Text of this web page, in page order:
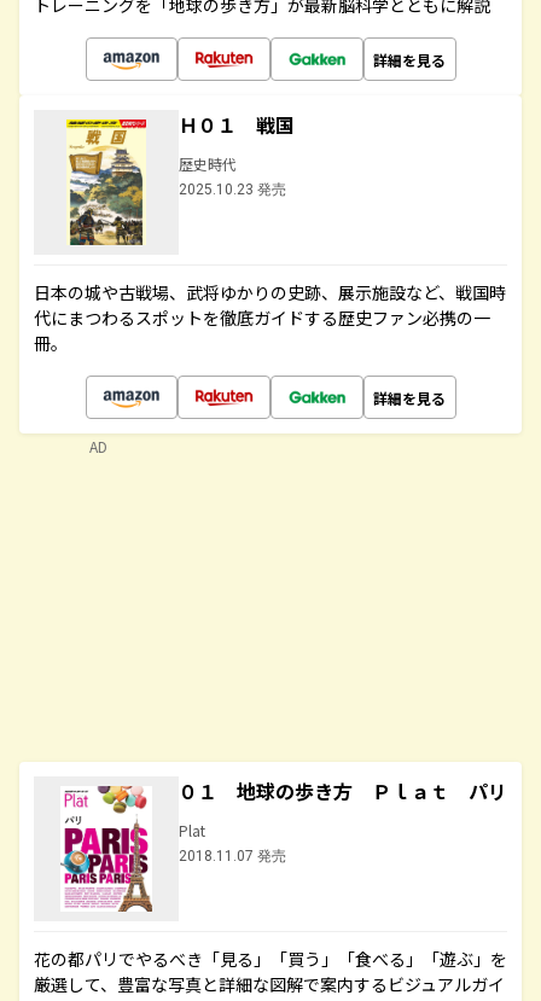
トレーニングを「地球の歩き方」が最新脳科学とともに解説
詳細を見る
Ｈ０１ 戦国
歴史時代
2025.10.23 発売
日本の城や古戦場、武将ゆかりの史跡、展示施設など、戦国時
代にまつわるスポットを徹底ガイドする歴史ファン必携の一
冊。
詳細を見る
０１ 地球の歩き方 Ｐｌａｔ パリ
Plat
2018.11.07 発売
花の都パリでやるべき「見る」「買う」「食べる」「遊ぶ」を
厳選して、豊富な写真と詳細な図解で案内するビジュアルガイ
AD